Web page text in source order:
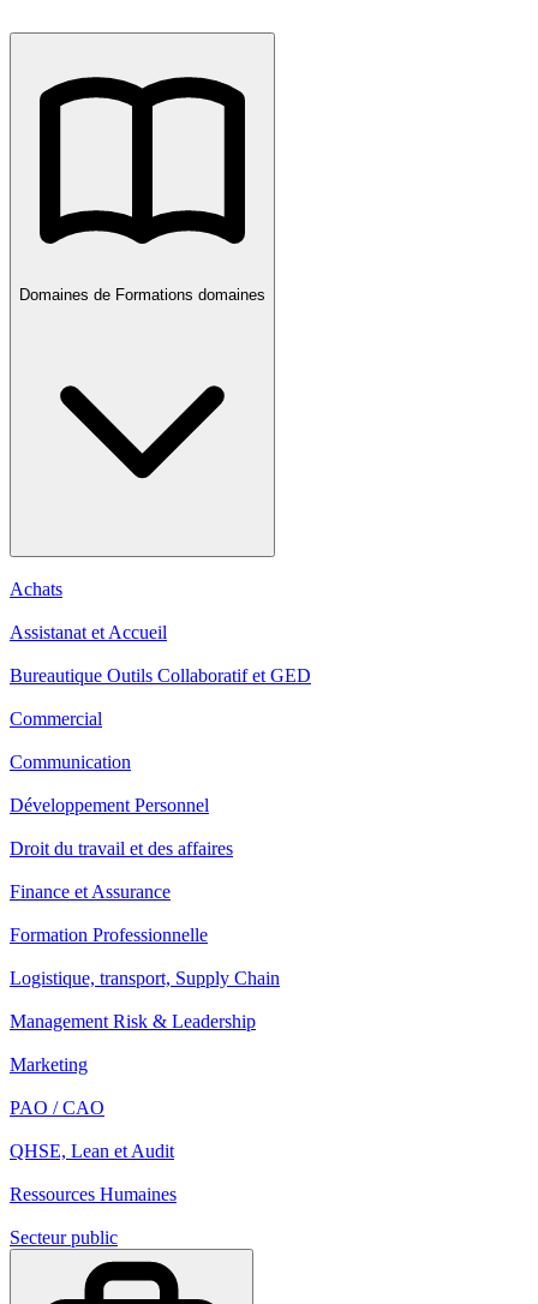
Domaines de Formations domaines
Achats
Assistanat et Accueil
Bureautique Outils Collaboratif et GED
Commercial
Communication
Développement Personnel
Droit du travail et des affaires
Finance et Assurance
Formation Professionnelle
Logistique, transport, Supply Chain
Management Risk & Leadership
Marketing
PAO / CAO
QHSE, Lean et Audit
Ressources Humaines
Secteur public